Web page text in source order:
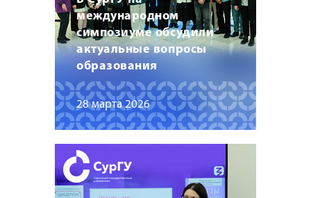
международном
симпозиуме обсудили
актуальные вопросы
образования
28 марта 2026